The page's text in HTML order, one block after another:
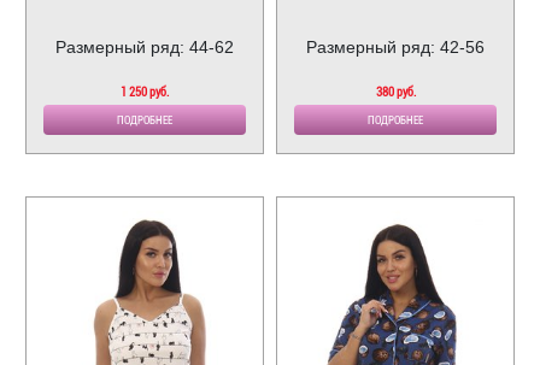
Размерный ряд: 44-62
1 250 руб.
ПОДРОБНЕЕ
Размерный ряд: 42-56
380 руб.
ПОДРОБНЕЕ